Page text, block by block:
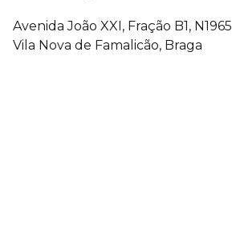
Avenida João XXI, Fração B1, N1965
Vila Nova de Famalicão, Braga